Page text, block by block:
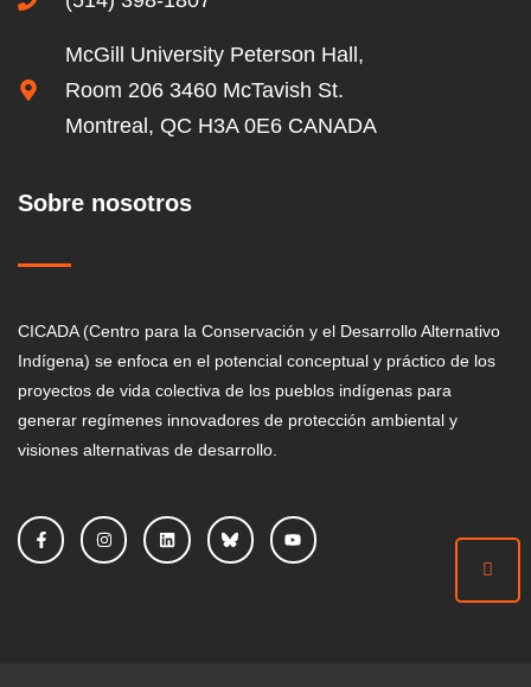
McGill University Peterson Hall,
Room 206 3460 McTavish St.
Montreal, QC H3A 0E6 CANADA
Sobre nosotros
CICADA (Centro para la Conservación y el Desarrollo Alternativo
Indígena) se enfoca en el potencial conceptual y práctico de los
proyectos de vida colectiva de los pueblos indígenas para
generar regímenes innovadores de protección ambiental y
visiones alternativas de desarrollo.